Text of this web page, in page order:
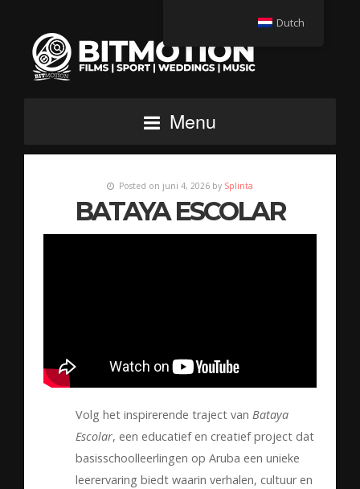
Menu
Posted on juni 4, 2026 by Splinta
BATAYA ESCOLAR
Volg het inspirerende traject van Bataya
Escolar, een educatief en creatief project dat
basisschoolleerlingen op Aruba een unieke
leerervaring biedt waarin verhalen, cultuur en
Dutch